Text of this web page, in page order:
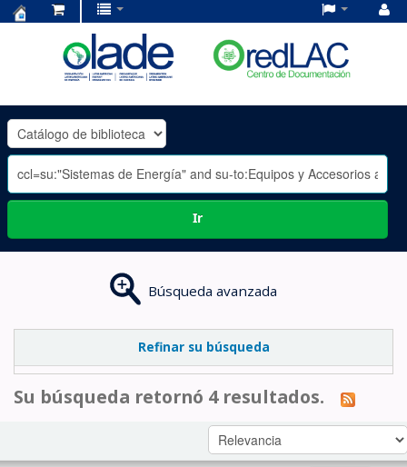
OLADE
-
Ir
Búsqueda avanzada
Refinar su búsqueda
Su búsqueda retornó 4 resultados.